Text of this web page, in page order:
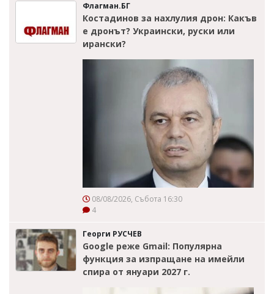
Флагман.БГ
Костадинов за нахлулия дрон: Какъв
е дронът? Украински, руски или
ирански?
08/08/2026, Събота 16:30
4
Георги РУСЧЕВ
Google реже Gmail: Популярна
функция за изпращане на имейли
спира от януари 2027 г.